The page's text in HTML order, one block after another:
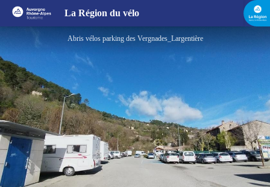
La Région du vélo
Abris vélos parking des Vergnades_Largentière